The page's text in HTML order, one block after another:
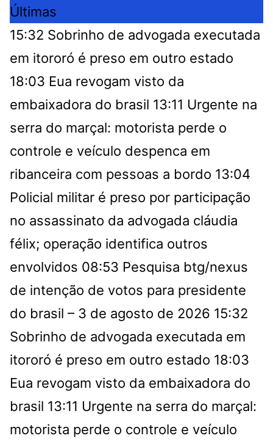
Últimas
15:32 Sobrinho de advogada executada
em itororó é preso em outro estado
18:03 Eua revogam visto da
embaixadora do brasil 13:11 Urgente na
serra do marçal: motorista perde o
controle e veículo despenca em
ribanceira com pessoas a bordo 13:04
Policial militar é preso por participação
no assassinato da advogada cláudia
félix; operação identifica outros
envolvidos 08:53 Pesquisa btg/nexus
de intenção de votos para presidente
do brasil – 3 de agosto de 2026 15:32
Sobrinho de advogada executada em
itororó é preso em outro estado 18:03
Eua revogam visto da embaixadora do
brasil 13:11 Urgente na serra do marçal:
motorista perde o controle e veículo